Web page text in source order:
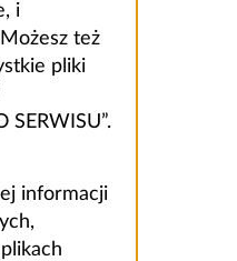
i
też
pliki
SERWISU”.
informacji